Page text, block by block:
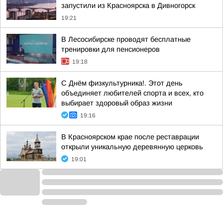
запустили из Красноярска в Дивногорск
19:21
В Лесосибирске проводят бесплатные
тренировки для пенсионеров
19:18
С Днём физкультурника!. Этот день
объединяет любителей спорта и всех, кто
выбирает здоровый образ жизни
19:16
В Красноярском крае после реставрации
открыли уникальную деревянную церковь
19:01